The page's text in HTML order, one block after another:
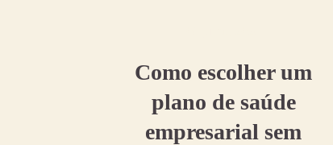
Como escolher um
plano de saúde
empresarial sem